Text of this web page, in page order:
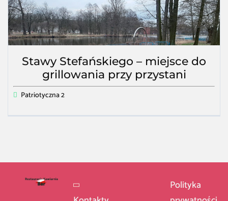
Stawy Stefańskiego – miejsce do
grillowania przy przystani
Patriotyczna 2
Polityka